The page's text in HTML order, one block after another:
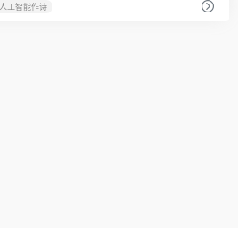
人工智能作诗